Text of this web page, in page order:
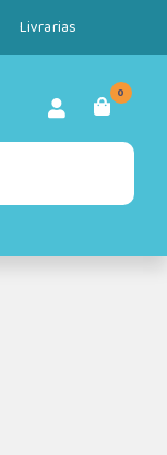
Livrarias
0